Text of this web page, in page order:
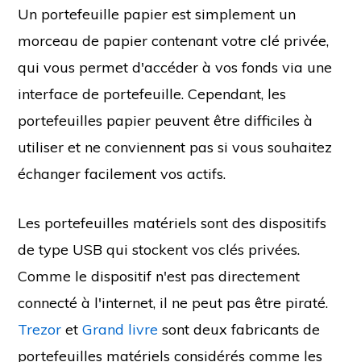
Un portefeuille papier est simplement un
morceau de papier contenant votre clé privée,
qui vous permet d'accéder à vos fonds via une
interface de portefeuille. Cependant, les
portefeuilles papier peuvent être difficiles à
utiliser et ne conviennent pas si vous souhaitez
échanger facilement vos actifs.
Les portefeuilles matériels sont des dispositifs
de type USB qui stockent vos clés privées.
Comme le dispositif n'est pas directement
connecté à l'internet, il ne peut pas être piraté.
Trezor etGrand livre sont deux fabricants de
portefeuilles matériels considérés comme les